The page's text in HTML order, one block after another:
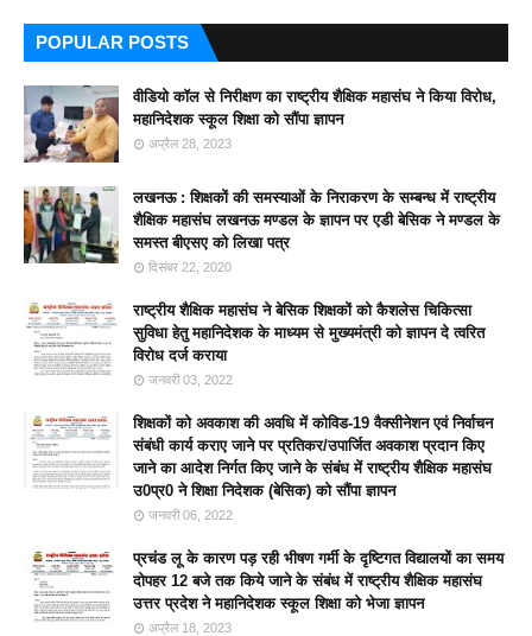
POPULAR POSTS
वीडियो कॉल से निरीक्षण का राष्ट्रीय शैक्षिक महासंघ ने किया विरोध,
महानिदेशक स्कूल शिक्षा को सौंपा ज्ञापन
अप्रैल 28, 2023
लखनऊ : शिक्षकों की समस्याओं के निराकरण के सम्बन्ध में राष्ट्रीय
शैक्षिक महासंघ लखनऊ मण्डल के ज्ञापन पर एडी बेसिक ने मण्डल के
समस्त बीएसए को लिखा पत्र
दिसंबर 22, 2020
राष्ट्रीय शैक्षिक महासंघ ने बेसिक शिक्षकों को कैशलेस चिकित्सा
सुविधा हेतु महानिदेशक के माध्यम से मुख्यमंत्री को ज्ञापन दे त्वरित
विरोध दर्ज कराया
जनवरी 03, 2022
शिक्षकों को अवकाश की अवधि में कोविड-19 वैक्सीनेशन एवं निर्वाचन
संबंधी कार्य कराए जाने पर प्रतिकर/उपार्जित अवकाश प्रदान किए
जाने का आदेश निर्गत किए जाने के संबंध में राष्ट्रीय शैक्षिक महासंघ
उ0प्र0 ने शिक्षा निदेशक (बेसिक) को सौंपा ज्ञापन
जनवरी 06, 2022
प्रचंड लू के कारण पड़ रही भीषण गर्मी के दृष्टिगत विद्यालयों का समय
दोपहर 12 बजे तक किये जाने के संबंध में राष्ट्रीय शैक्षिक महासंघ
उत्तर प्रदेश ने महानिदेशक स्कूल शिक्षा को भेजा ज्ञापन
अप्रैल 18, 2023